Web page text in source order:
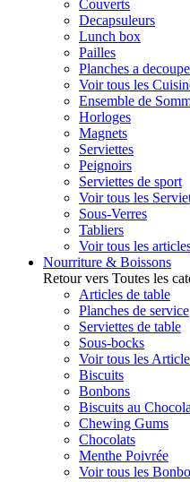
Couverts
Decapsuleurs
Lunch box
Pailles
Planches a
Voir tous les
Ensemble de
Horloges
Magnets
Serviettes
Peignoirs
Serviettes de sport
Voir tous les
Sous-Verres
Tabliers
Voir tous les
Nourriture & Boissons
Retour vers Toutes les
Articles de table
Planches de service
Serviettes de table
Sous-bocks
Voir tous les
Biscuits
Bonbons
Biscuits au
Chewing Gums
Chocolats
Menthe Poivrée
Voir tous les